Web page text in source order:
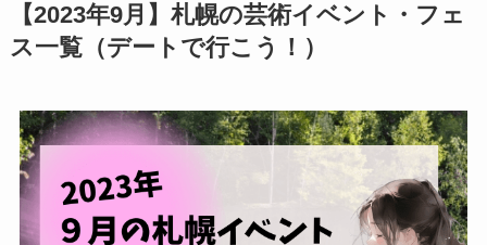
【2023年9月】札幌の芸術イベント・フェ
ス一覧（デートで行こう！）